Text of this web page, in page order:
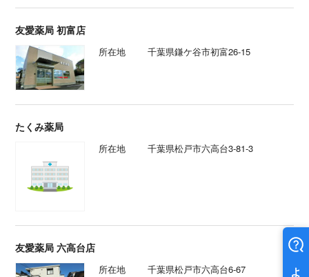
友愛薬局 初富店
所在地 千葉県鎌ケ谷市初富26-15
たくみ薬局
所在地 千葉県松戸市六高台3-81-3
友愛薬局 六高台店
所在地 千葉県松戸市六高台6-67